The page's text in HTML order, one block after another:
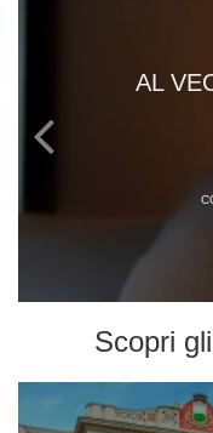
AL
Scopri gli